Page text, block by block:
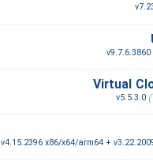
v9.7.6.3860
Virtual
v5.5.3.0
v4.15.2396 x86/x64/arm64 +